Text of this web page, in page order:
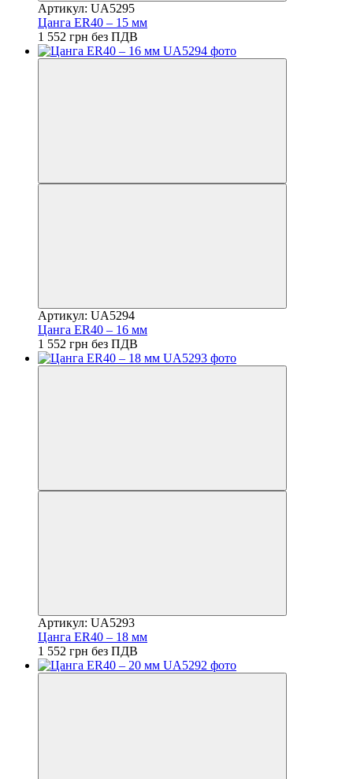
Артикул: UA5295
Цанга ER40 – 15 мм
1 552 грн без ПДВ
Артикул: UA5294
Цанга ER40 – 16 мм
1 552 грн без ПДВ
Артикул: UA5293
Цанга ER40 – 18 мм
1 552 грн без ПДВ